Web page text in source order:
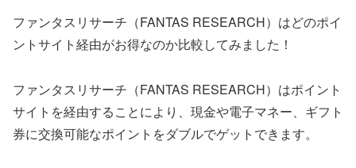
ファンタスリサーチ（FANTAS RESEARCH）はどのポイ
ントサイト経由がお得なのか比較してみました！
ファンタスリサーチ（FANTAS RESEARCH）はポイント
サイトを経由することにより、現金や電子マネー、ギフト
券に交換可能なポイントをダブルでゲットできます。